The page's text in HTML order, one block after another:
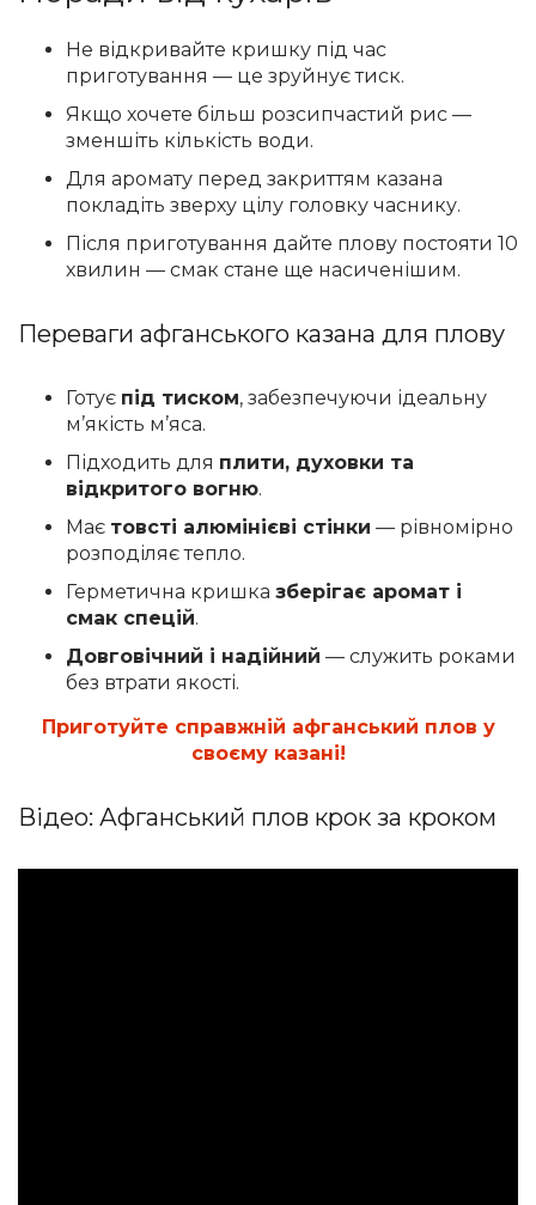
Не відкривайте кришку під час
приготування — це зруйнує тиск.
Якщо хочете більш розсипчастий рис —
зменшіть кількість води.
Для аромату перед закриттям казана
покладіть зверху цілу головку часнику.
Після приготування дайте плову постояти 10
хвилин — смак стане ще насиченішим.
Переваги афганського казана для плову
Готує під тиском, забезпечуючи ідеальну
м’якість м’яса.
Підходить для плити, духовки та
відкритого вогню.
Має товсті алюмінієві стінки — рівномірно
розподіляє тепло.
Герметична кришка зберігає аромат і
смак спецій.
Довговічний і надійний — служить роками
без втрати якості.
Приготуйте справжній афганський плов у
своєму казані!
Відео: Афганський плов крок за кроком